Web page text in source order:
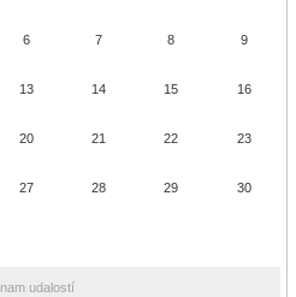
6 7 8 9
13 14 15 16
20 21 22 23
27 28 29 30
udalostí